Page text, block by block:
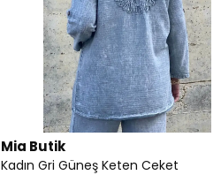
Mia Butik
Kadın Gri Güneş Keten Ceket